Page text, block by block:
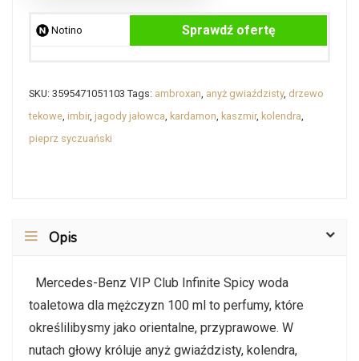
Notino Sprawdź ofertę
SKU: 3595471051103 Tags: ambroxan anyż gwiaździsty, drzewo
tekowe imbir, jagody jałowca kardamon kaszmir, kolendra
pieprz syczuański
Opis
Mercedes-Benz VIP Club Infinite Spicy woda
toaletowa dla mężczyzn 100 ml to perfumy, które
określilibysmy jako orientalne, przyprawowe. W
nutach głowy króluje anyż gwiaździsty, kolendra,